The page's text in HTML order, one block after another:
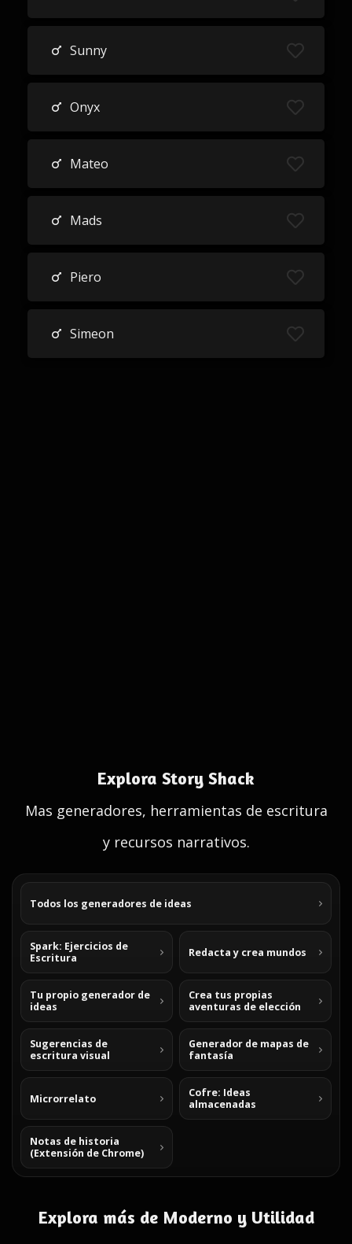
Sunny
Onyx
Mateo
Mads
Piero
Simeon
Explora Story Shack
Mas generadores, herramientas de escritura
y recursos narrativos.
Todos los generadores de ideas
Spark: Ejercicios de
Escritura
Redacta y crea mundos
Tu propio generador de
ideas
Crea tus propias
aventuras de elección
Sugerencias de
escritura visual
Generador de mapas de
fantasía
Microrrelato
Cofre: Ideas
almacenadas
Notas de historia
(Extensión de Chrome)
Explora más de Moderno y Utilidad